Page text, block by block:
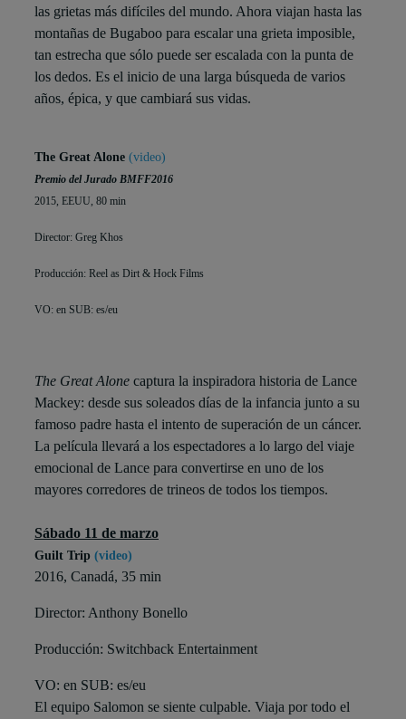
las grietas más difíciles del mundo. Ahora viajan hasta las
montañas de Bugaboo para escalar una grieta imposible,
tan estrecha que sólo puede ser escalada con la punta de
los dedos. Es el inicio de una larga búsqueda de varios
años, épica, y que cambiará sus vidas.
The Great Alone (video)
Premio del Jurado BMFF2016
2015, EEUU, 80 min
Director: Greg Khos
Producción: Reel as Dirt & Hock Films
VO: en SUB: es/eu
The Great Alone captura la inspiradora historia de Lance
Mackey: desde sus soleados días de la infancia junto a su
famoso padre hasta el intento de superación de un cáncer.
La película llevará a los espectadores a lo largo del viaje
emocional de Lance para convertirse en uno de los
mayores corredores de trineos de todos los tiempos.
Sábado 11 de marzo
Guilt Trip (video)
2016, Canadá, 35 min
Director: Anthony Bonello
Producción: Switchback Entertainment
VO: en SUB: es/eu
El equipo Salomon se siente culpable. Viaja por todo el